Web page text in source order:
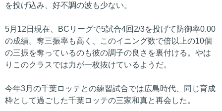
を投げ込み、好不調の波も少ない。
5月12日現在、BCリーグで5試合4回2/3を投げて防御率0.00
の成績。奪三振率も高く、このイニング数で倍以上の10個
の三振を奪っているのも彼の調子の良さを裏付ける。やは
りこのクラスでは力が一枚抜けているようだ。
今年3月の千葉ロッテとの練習試合では広島時代、同じ育成
枠として過ごした千葉ロッテの三家和真と再会した。